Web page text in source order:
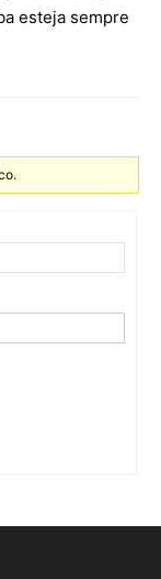
esteja sempre